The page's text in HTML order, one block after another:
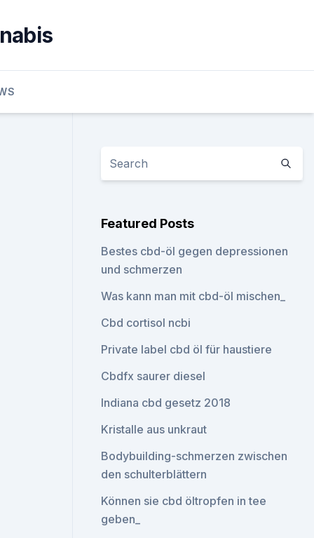
Featured Posts
Bestes cbd-öl gegen depressionen
und schmerzen
Was kann man mit cbd-öl mischen_
Cbd cortisol ncbi
Private label cbd öl für haustiere
Cbdfx saurer diesel
Indiana cbd gesetz 2018
Kristalle aus unkraut
Bodybuilding-schmerzen zwischen
den schulterblättern
Können sie cbd öltropfen in tee
geben_